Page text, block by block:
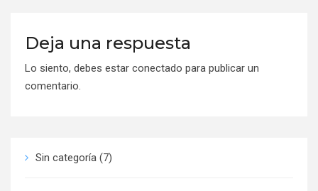
Deja una respuesta
Lo siento, debes estar conectado para publicar un
comentario.
Sin categoría (7)